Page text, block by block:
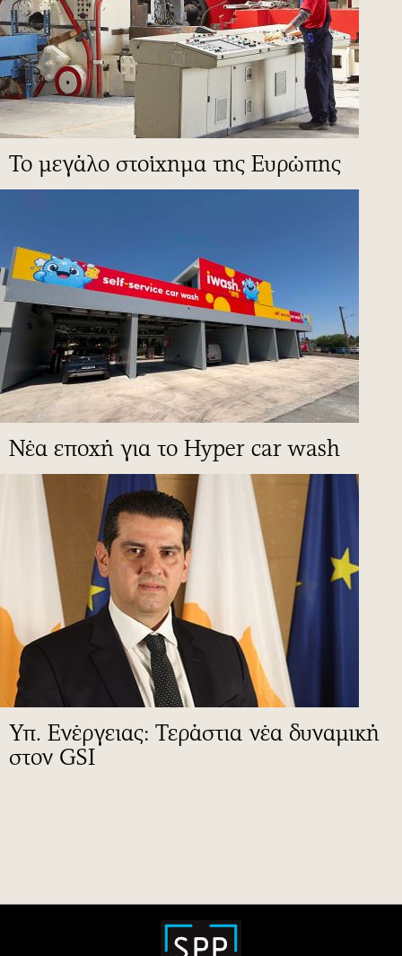
To μεγάλο στοίχημα της Ευρώπης
Νέα εποχή για το Hyper car wash
Υπ. Ενέργειας: Τεράστια νέα δυναμική
στον GSI